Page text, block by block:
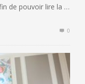
de pouvoir lire la …
0